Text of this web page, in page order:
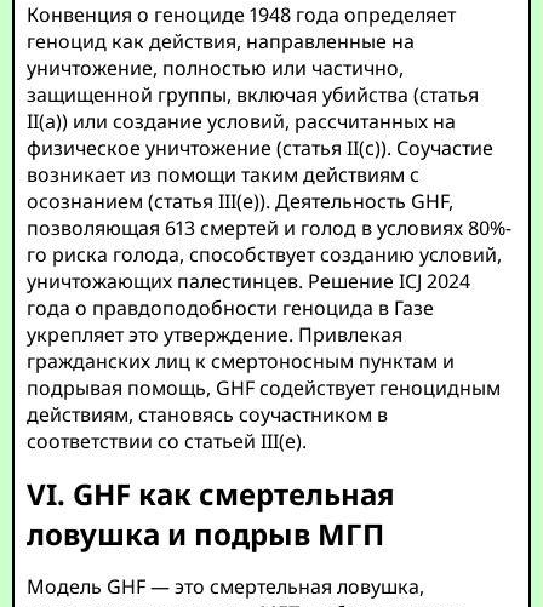
Конвенция о геноциде 1948 года определяет
геноцид как действия, направленные на
уничтожение, полностью или частично,
защищенной группы, включая убийства (статья
II(a)) или создание условий, рассчитанных на
физическое уничтожение (статья II(c)). Соучастие
возникает из помощи таким действиям с
осознанием (статья III(e)). Деятельность GHF,
позволяющая 613 смертей и голод в условиях 80%-
го риска голода, способствует созданию условий,
уничтожающих палестинцев. Решение ICJ 2024
года о правдоподобности геноцида в Газе
укрепляет это утверждение. Привлекая
гражданских лиц к смертоносным пунктам и
подрывая помощь, GHF содействует геноцидным
действиям, становясь соучастником в
соответствии со статьей III(e).
VI. GHF как смертельная
ловушка и подрыв МГП
Модель GHF — это смертельная ловушка,